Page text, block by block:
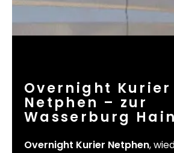
Overnight Kurier
Netphen – zur
Wasserburg
Overnight Kurier Netphen,